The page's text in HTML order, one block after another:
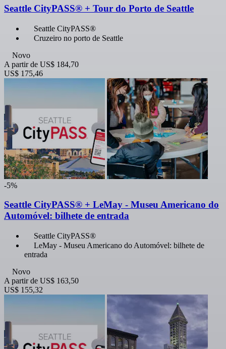
Seattle CityPASS® + Tour do Porto de Seattle
Seattle CityPASS®
Cruzeiro no porto de Seattle
Novo
A partir de US$ 184,70
US$ 175,46
-5%
Seattle CityPASS® + LeMay - Museu Americano do
Automóvel: bilhete de entrada
Seattle CityPASS®
LeMay - Museu Americano do Automóvel: bilhete de
entrada
Novo
A partir de US$ 163,50
US$ 155,32